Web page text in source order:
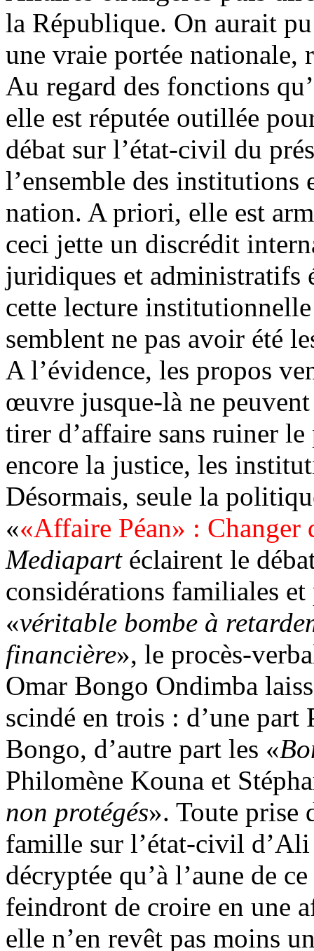
la République. On aurait
une vraie portée
Au regard des fonctions
elle est réputée outillée
débat sur l’état-civil du
l’ensemble des institutions
nation. A priori, elle est
ceci jette un discrédit
juridiques et administratifs
cette lecture
semblent ne pas avoir été
A l’évidence, les propos
œuvre jusque-là ne
tirer d’affaire sans ruiner
encore la justice, les
Désormais, seule la
««Affaire Péan» : Changer
Mediapartéclairent le
considérations familiales et
«véritable bombe à
financière», le procès-
Omar Bongo Ondimba
scindé en trois : d’une
Bongo, d’autre part les «
Philomène Kouna et
non protégés». Toute prise
famille sur l’état-civil
décryptée qu’à l’aune de
feindront de croire en une
elle n’en revêt pas moins